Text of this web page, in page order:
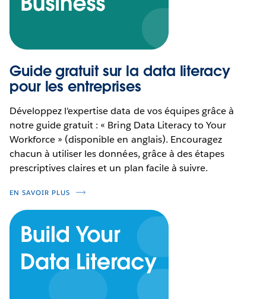
Guide gratuit sur la data literacy
pour les entreprises
Développez l'expertise data de vos équipes grâce à
notre guide gratuit : « Bring Data Literacy to Your
Workforce » (disponible en anglais). Encouragez
chacun à utiliser les données, grâce à des étapes
prescriptives claires et un plan facile à suivre.
EN SAVOIR PLUS